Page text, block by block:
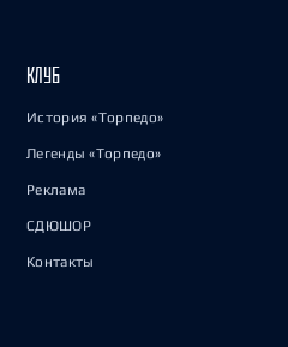
КЛУБ
История «Торпедо»
Легенды «Торпедо»
Реклама
СДЮШОР
Контакты